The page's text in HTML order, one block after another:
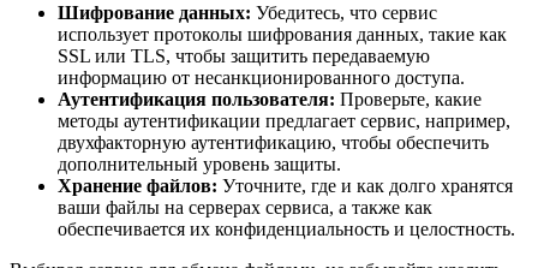
Шифрование данных: Убедитесь, что сервис
использует протоколы шифрования данных, такие как
SSL или TLS, чтобы защитить передаваемую
информацию от несанкционированного доступа.
Аутентификация пользователя: Проверьте, какие
методы аутентификации предлагает сервис, например,
двухфакторную аутентификацию, чтобы обеспечить
дополнительный уровень защиты.
Хранение файлов: Уточните, где и как долго хранятся
ваши файлы на серверах сервиса, а также как
обеспечивается их конфиденциальность и целостность.